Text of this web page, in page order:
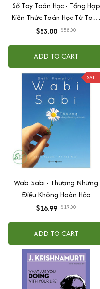
Sổ Tay Toán Học - Tổng Hợp
Kiến Thức Toán Học Từ Toán
Lớp 4 Đến Toán Tớp 9
$53.00 $58.00
ADD TO CART
SALE
Wabi Sabi - Thương Những
Điều Không Hoàn Hảo
$16.99 $19.00
ADD TO CART